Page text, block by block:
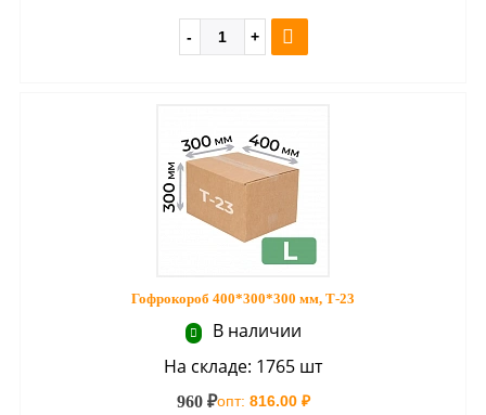
Гофрокороб 400*300*300 мм, Т-23
В наличии
На складе: 1765 шт
960 ₽опт: 816.00 ₽